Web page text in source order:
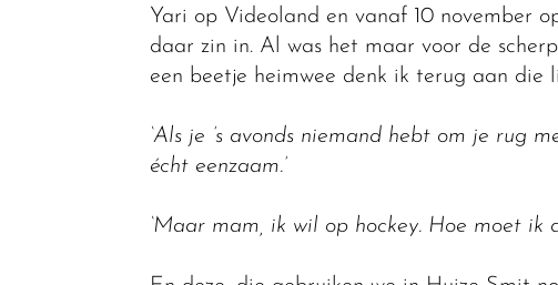
Yari op Videoland en vanaf 10 november
daar zin in. Al was het maar voor de
een beetje heimwee denk ik terug aan die
‘Als je ’s avonds niemand hebt om je rug
écht eenzaam.’
‘Maar mam, ik wil op hockey. Hoe moet ik